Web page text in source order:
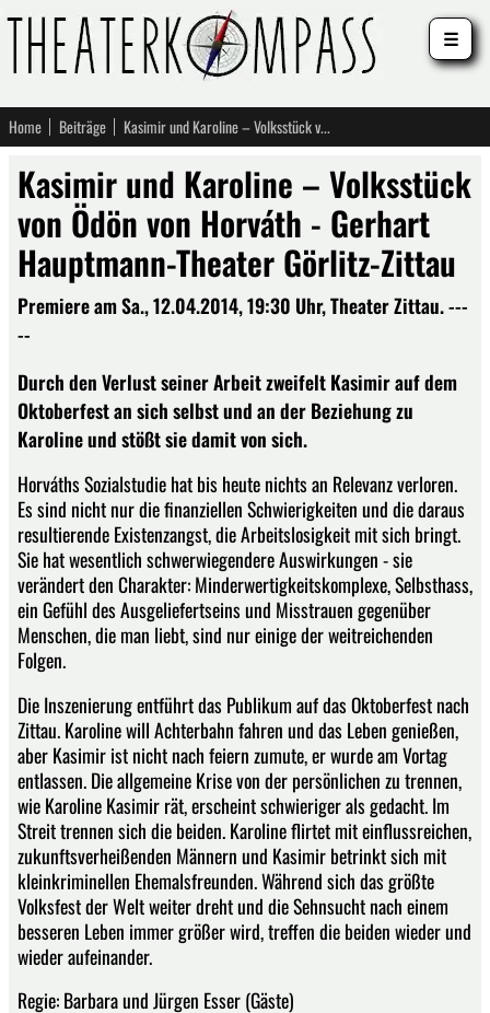
Home Beiträge Kasimir und Karoline – Volksstück von Ödön von Horváth - Gerhart Hauptmann-Theater Görlitz-Zittau
Kasimir und Karoline – Volksstück
von Ödön von Horváth - Gerhart
Hauptmann-Theater Görlitz-Zittau
Premiere am Sa., 12.04.2014, 19:30 Uhr, Theater Zittau. ---
--
Durch den Verlust seiner Arbeit zweifelt Kasimir auf dem
Oktoberfest an sich selbst und an der Beziehung zu
Karoline und stößt sie damit von sich.
Horváths Sozialstudie hat bis heute nichts an Relevanz verloren.
Es sind nicht nur die finanziellen Schwierigkeiten und die daraus
resultierende Existenzangst, die Arbeitslosigkeit mit sich bringt.
Sie hat wesentlich schwerwiegendere Auswirkungen - sie
verändert den Charakter: Minderwertigkeitskomplexe, Selbsthass,
ein Gefühl des Ausgeliefertseins und Misstrauen gegenüber
Menschen, die man liebt, sind nur einige der weitreichenden
Folgen.
Die Inszenierung entführt das Publikum auf das Oktoberfest nach
Zittau. Karoline will Achterbahn fahren und das Leben genießen,
aber Kasimir ist nicht nach feiern zumute, er wurde am Vortag
entlassen. Die allgemeine Krise von der persönlichen zu trennen,
wie Karoline Kasimir rät, erscheint schwieriger als gedacht. Im
Streit trennen sich die beiden. Karoline flirtet mit einflussreichen,
zukunftsverheißenden Männern und Kasimir betrinkt sich mit
kleinkriminellen Ehemalsfreunden. Während sich das größte
Volksfest der Welt weiter dreht und die Sehnsucht nach einem
besseren Leben immer größer wird, treffen die beiden wieder und
wieder aufeinander.
Regie: Barbara und Jürgen Esser (Gäste)
☰